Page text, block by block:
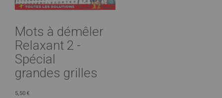
Mots à démêler
Relaxant 2 -
Spécial
grandes grilles
5,50 €